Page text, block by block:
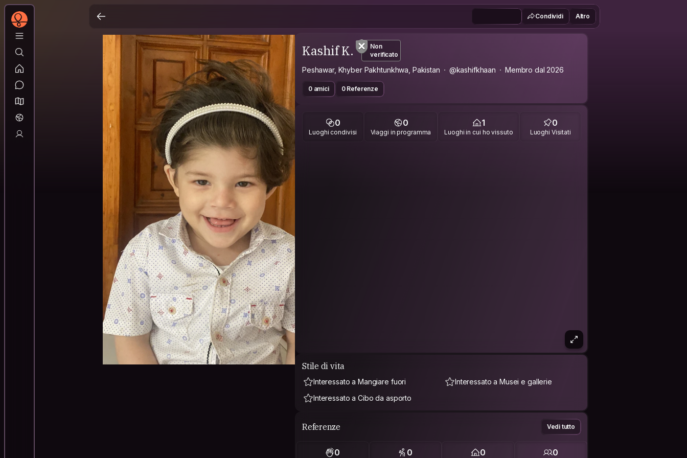
Condividi Altro
Kashif K.
Non
verificato
Peshawar, Khyber Pakhtunkhwa, Pakistan @kashifkhaan Membro dal 2026
0 amici 0 Referenze
0
Luoghi condivisi
0
Viaggi in programma
1
Luoghi in cui ho vissuto
0
Luoghi Visitati
Stile di vita
Interessato a Mangiare fuori
Interessato a Musei e gallerie
Interessato a Cibo da asporto
Referenze Vedi tutto
0 0 0 0